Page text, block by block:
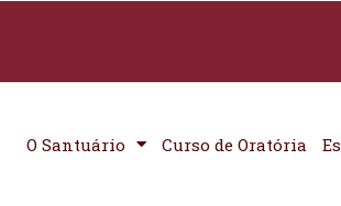
O Santuário Curso de Oratória